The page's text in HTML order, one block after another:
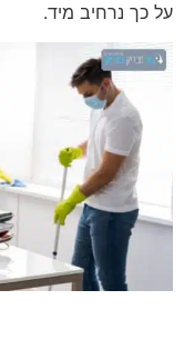
על כך נרחיב מיד.